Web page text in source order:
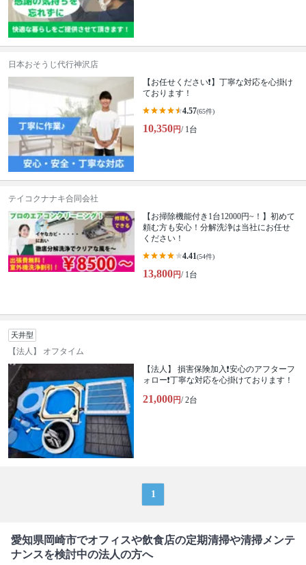
日本おそうじ代行神沢店
【お任せください❗️】丁寧な対応を心掛け
ております！
4.57(65件)
10,350円/ 1台
テイコクナナキ合同会社
【お掃除機能付き1台12000円~！】初めて
頼む方も安心！分解洗浄は当社にお任せ
ください！
4.41(54件)
13,800円/ 1台
天井型
【法人】 オフタイム
【法人】 損害保険加入❗安心のアフターフ
ォロー❗丁寧な対応を心掛けております！
21,000円/ 2台
1
愛知県岡崎市でオフィスや飲食店の定期清掃や清掃メンテ
ナンスを検討中の法人の方へ